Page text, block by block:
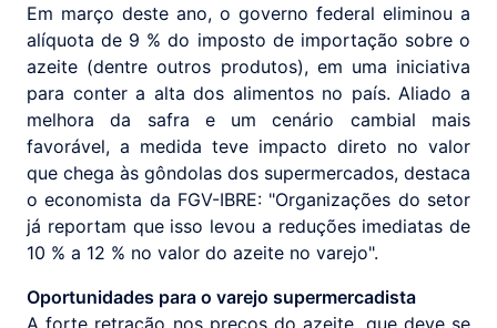
Em março deste ano, o governo federal eliminou a
alíquota de 9 % do imposto de importação sobre o
azeite (dentre outros produtos), em uma iniciativa
para conter a alta dos alimentos no país. Aliado a
melhora da safra e um cenário cambial mais
favorável, a medida teve impacto direto no valor
que chega às gôndolas dos supermercados, destaca
o economista da FGV-IBRE: "Organizações do setor
já reportam que isso levou a reduções imediatas de
10 % a 12 % no valor do azeite no varejo".
Oportunidades para o varejo supermercadista
A forte retração nos preços do azeite, que deve se